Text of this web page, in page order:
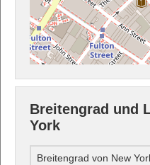
Breitengrad und
York
Breitengrad von New